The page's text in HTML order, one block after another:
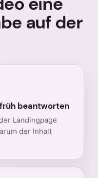
auf der
beantworten
Landingpage
der Inhalt